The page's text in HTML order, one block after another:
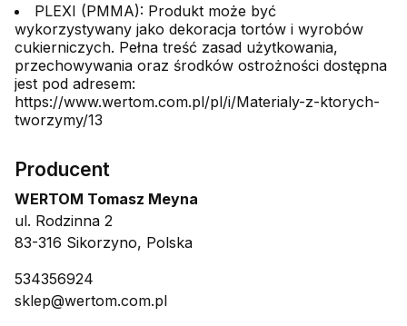
PLEXI (PMMA): Produkt może być
wykorzystywany jako dekoracja tortów i wyrobów
cukierniczych. Pełna treść zasad użytkowania,
przechowywania oraz środków ostrożności dostępna
jest pod adresem:
https://www.wertom.com.pl/pl/i/Materialy-z-ktorych-
tworzymy/13
Producent
WERTOM Tomasz Meyna
ul. Rodzinna 2
83-316 Sikorzyno, Polska
534356924
sklep@wertom.com.pl